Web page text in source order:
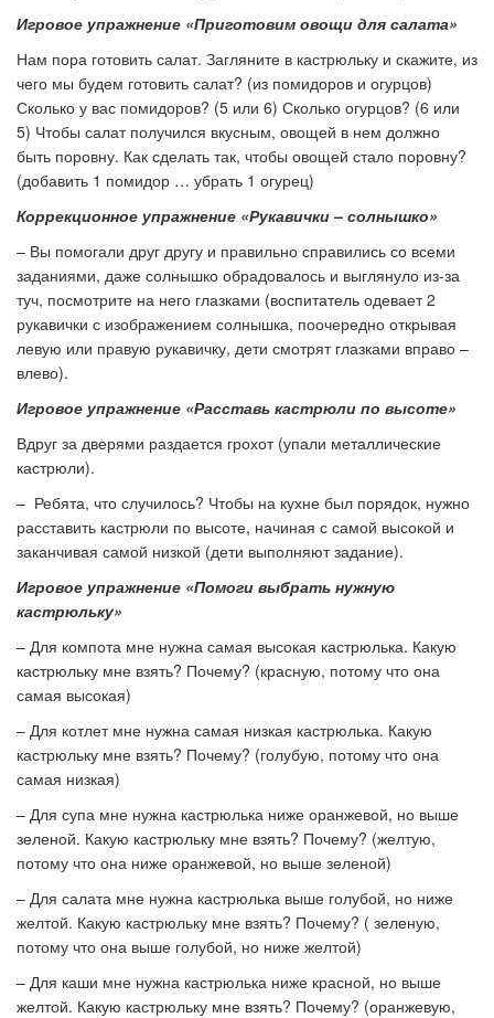
Игровое упражнение «Приготовим овощи для салата»
Нам пора готовить салат. Загляните в кастрюльку и скажите, из
чего мы будем готовить салат? (из помидоров и огурцов)
Сколько у вас помидоров? (5 или 6) Сколько огурцов? (6 или
5) Чтобы салат получился вкусным, овощей в нем должно
быть поровну. Как сделать так, чтобы овощей стало поровну?
(добавить 1 помидор … убрать 1 огурец)
Коррекционное упражнение «Рукавички – солнышко»
– Вы помогали друг другу и правильно справились со всеми
заданиями, даже солнышко обрадовалось и выглянуло из-за
туч, посмотрите на него глазками (воспитатель одевает 2
рукавички с изображением солнышка, поочередно открывая
левую или правую рукавичку, дети смотрят глазками вправо –
влево).
Игровое упражнение «Расставь кастрюли по высоте»
Вдруг за дверями раздается грохот (упали металлические
кастрюли).
– Ребята, что случилось? Чтобы на кухне был порядок, нужно
расставить кастрюли по высоте, начиная с самой высокой и
заканчивая самой низкой (дети выполняют задание).
Игровое упражнение «Помоги выбрать нужную
кастрюльку»
– Для компота мне нужна самая высокая кастрюлька. Какую
кастрюльку мне взять? Почему? (красную, потому что она
самая высокая)
– Для котлет мне нужна самая низкая кастрюлька. Какую
кастрюльку мне взять? Почему? (голубую, потому что она
самая низкая)
– Для супа мне нужна кастрюлька ниже оранжевой, но выше
зеленой. Какую кастрюльку мне взять? Почему? (желтую,
потому что она ниже оранжевой, но выше зеленой)
– Для салата мне нужна кастрюлька выше голубой, но ниже
желтой. Какую кастрюльку мне взять? Почему? ( зеленую,
потому что она выше голубой, но ниже желтой)
– Для каши мне нужна кастрюлька ниже красной, но выше
желтой. Какую кастрюльку мне взять? Почему? (оранжевую,